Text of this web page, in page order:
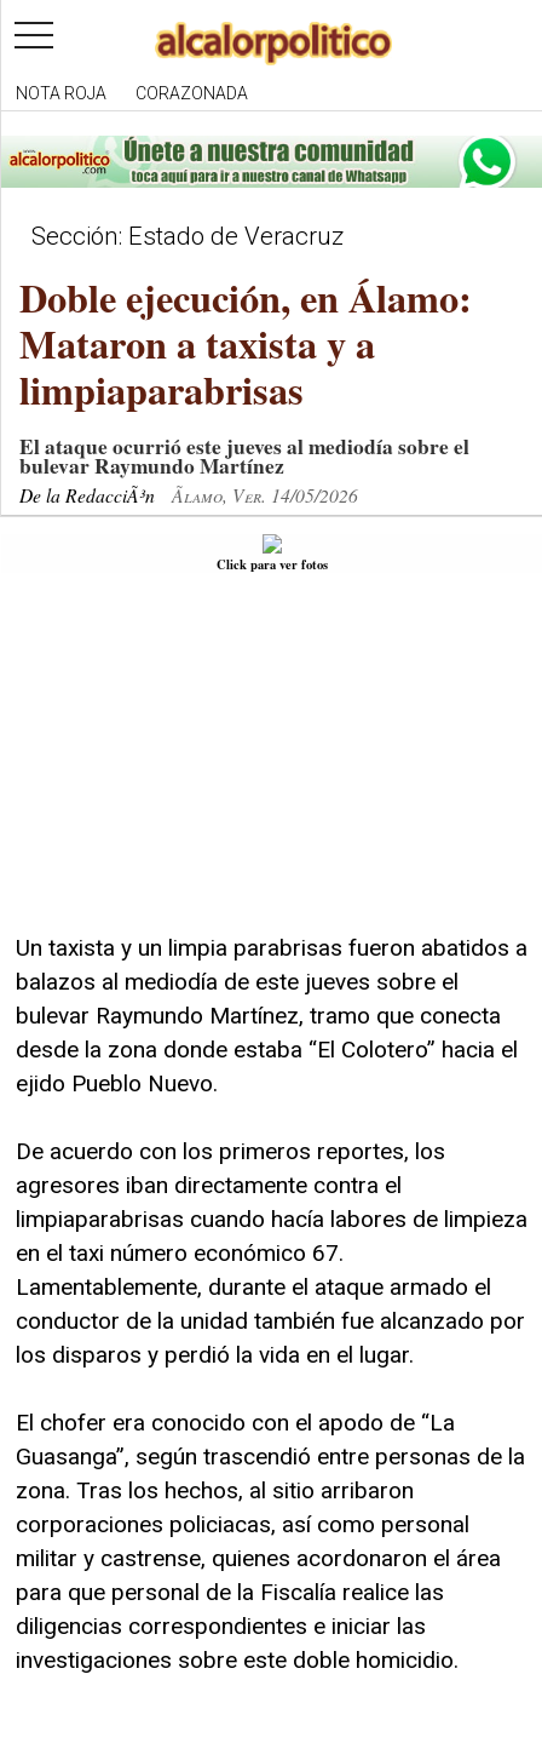
toggle
navigation
NOTA ROJA CORAZONADA
Sección: Estado de Veracruz
Doble ejecución, en Álamo:
Mataron a taxista y a
limpiaparabrisas
El ataque ocurrió este jueves al mediodía sobre el
bulevar Raymundo Martínez
De la RedacciÃ³n Ãlamo, Ver. 14/05/2026
Click para ver fotos
Un taxista y un limpia parabrisas fueron abatidos a
balazos al mediodía de este jueves sobre el
bulevar Raymundo Martínez, tramo que conecta
desde la zona donde estaba “El Colotero” hacia el
ejido Pueblo Nuevo.
De acuerdo con los primeros reportes, los
agresores iban directamente contra el
limpiaparabrisas cuando hacía labores de limpieza
en el taxi número económico 67.
Lamentablemente, durante el ataque armado el
conductor de la unidad también fue alcanzado por
los disparos y perdió la vida en el lugar.
El chofer era conocido con el apodo de “La
Guasanga”, según trascendió entre personas de la
zona. Tras los hechos, al sitio arribaron
corporaciones policiacas, así como personal
militar y castrense, quienes acordonaron el área
para que personal de la Fiscalía realice las
diligencias correspondientes e iniciar las
investigaciones sobre este doble homicidio.